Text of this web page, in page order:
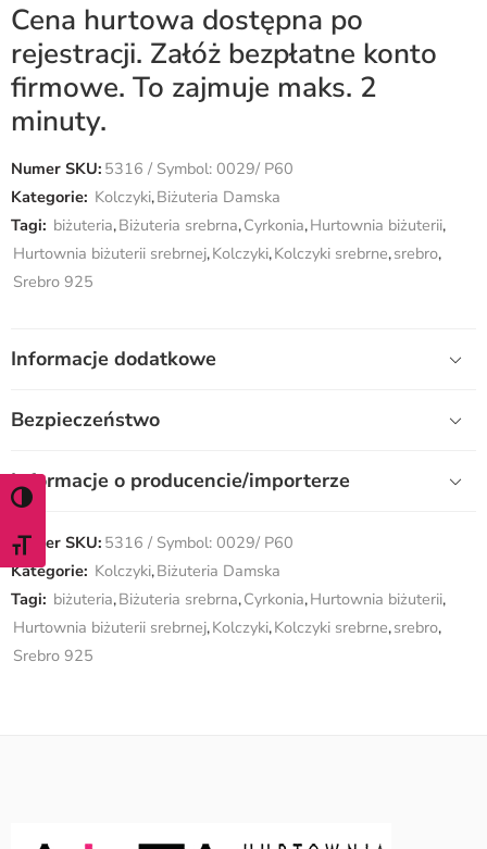
WŁĄCZ TRYB WYSOKIEGO KONTRASTU
ZMIEŃ ROZMIAR CZCIONKI
Cena hurtowa dostępna po
rejestracji. Załóż bezpłatne konto
firmowe. To zajmuje maks. 2
minuty.
Numer SKU: 5316 / Symbol: 0029/ P60
Kategorie: Kolczyki,Biżuteria Damska
Tagi: biżuteria,Biżuteria srebrna,Cyrkonia,Hurtownia biżuterii,
Hurtownia biżuterii srebrnej,Kolczyki,Kolczyki srebrne,srebro,
Srebro 925
Informacje dodatkowe
Bezpieczeństwo
Informacje o producencie/importerze
Numer SKU: 5316 / Symbol: 0029/ P60
Kategorie: Kolczyki,Biżuteria Damska
Tagi: biżuteria,Biżuteria srebrna,Cyrkonia,Hurtownia biżuterii,
Hurtownia biżuterii srebrnej,Kolczyki,Kolczyki srebrne,srebro,
Srebro 925